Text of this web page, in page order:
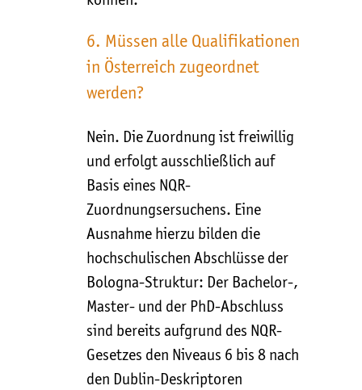
6. Müssen alle Qualifikationen
in Österreich zugeordnet
werden?
Nein. Die Zuordnung ist freiwillig
und erfolgt ausschließlich auf
Basis eines NQR-
Zuordnungsersuchens. Eine
Ausnahme hierzu bilden die
hochschulischen Abschlüsse der
Bologna-Struktur: Der Bachelor-,
Master- und der PhD-Abschluss
sind bereits aufgrund des NQR-
Gesetzes den Niveaus 6 bis 8 nach
den Dublin-Deskriptoren